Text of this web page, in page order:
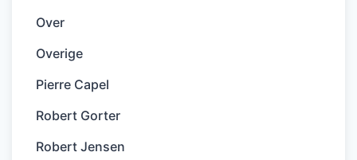
Over
Overige
Pierre Capel
Robert Gorter
Robert Jensen